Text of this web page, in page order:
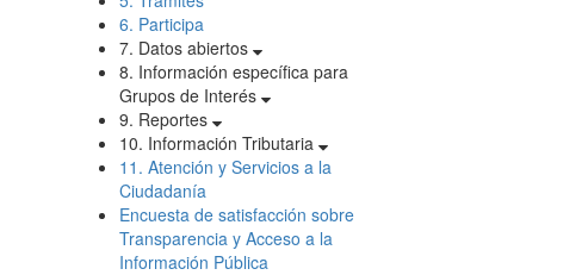
6. Participa
7. Datos abiertos
8. Información específica para
Grupos de Interés
9. Reportes
10. Información Tributaria
11. Atención y Servicios a la
Ciudadanía
Encuesta de satisfacción sobre
Transparencia y Acceso a la
Información Pública